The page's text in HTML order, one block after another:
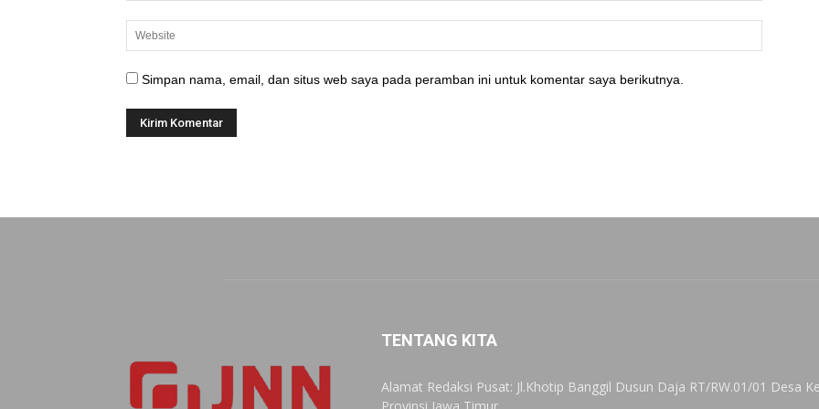
Simpan nama, email, dan situs web saya pada peramban ini untuk komentar saya berikutnya.
TENTANG KITA
Alamat Redaksi Pusat: Jl.Khotip Banggil Dusun Daja RT/RW.01/01 Desa